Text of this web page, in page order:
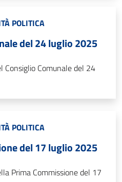
POLITICA
del 24 luglio 2025
Consiglio Comunale del 24
POLITICA
del 17 luglio 2025
Prima Commissione del 17